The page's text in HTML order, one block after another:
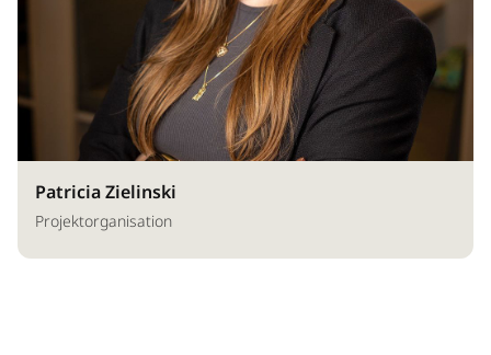
Patricia Zielinski
Projektorganisation